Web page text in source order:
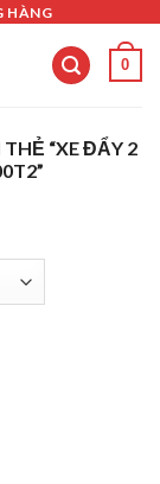
HÀNG
0
“XE ĐẨY 2